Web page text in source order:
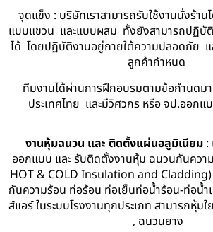
จุดแข็ง : บริษัทเราสามารถรับใช้งานนั่งร้า
แบบแขวน และแบบผสม ทั้งยังสามารถปฏิบั
ได้ โดยปฏิบัติงานอยู่ภายใต้ความปลอดภัย
ลูกค้ากำหนด
ทีมงานได้ผ่านการฝึกอบรมตามข้อกำนดม
ประเทศไทย และมีวิศวกร หรือ จป.ออกแ
งานหุ้มฉนวน และ ติดตั้งแผ่นอลูมิเนียม :
ออกแบบ และ รับติดตั้งงานหุ้ม ฉนวนกันควา
HOT & COLD Insulation and Cladding)
กันความร้อน ท่อร้อน ท่อเย็นท่อน้ำร้อน-ท่อน้ำ
ส์แอร์ ในระบบโรงงานทุกประเภท สามารถหุ้ม
, ฉนวนยาง